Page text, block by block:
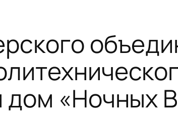
«Ночных